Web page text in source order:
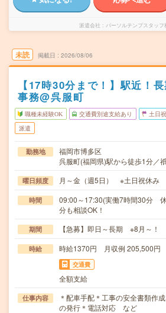
派遣会社 パーソルテンプスタッフ
未読 掲載日 2026/08/06
【17時30分まで！】駅近！
事務@呉服町
職種未経験OK 交通費別途支給あり 土日
派遣
勤務地
福岡市博多区
呉服町(福岡県)駅から徒歩1分／
曜日頻度 月～金（週5日） ※土日祝休み
時間
09:00～17:30(実働7時間30分
分も相談OK！
期間 【急募】即日～長期 ※8月～！
時給 時給1370円 月収例 205,500円
交通費
全額支給
仕事内容
＊配車手配＊工事の安全書類作
の発行＊電話対応 など